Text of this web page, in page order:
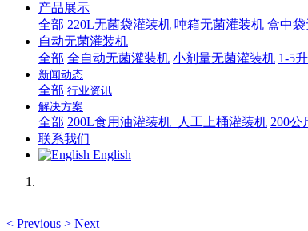
产品展示
全部 220L无菌袋灌装机 吨箱无菌灌装机 盒中
自动无菌灌装机
全部 全自动无菌灌装机 小剂量无菌灌装机 1-5
新闻动态
全部 行业资讯
解决方案
全部 200L食用油灌装机_人工上桶灌装机 200公
联系我们
English
< Previous > Next